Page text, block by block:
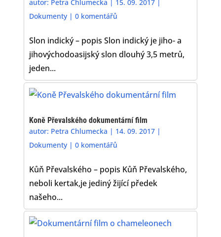
autor: Petra Chlumecka | 15. 09. 2017 |
Dokumenty |0 komentářů
Slon indický – popis Slon indický je jiho- a
jihovýchodoasijský slon dlouhý 3,5 metrů,
jeden...
Koně Převalského dokumentární film
autor: Petra Chlumecka | 14. 09. 2017 |
Dokumenty |0 komentářů
Kůň Převalského – popis Kůň Převalského,
neboli kertak,je jediný žijící předek
našeho...